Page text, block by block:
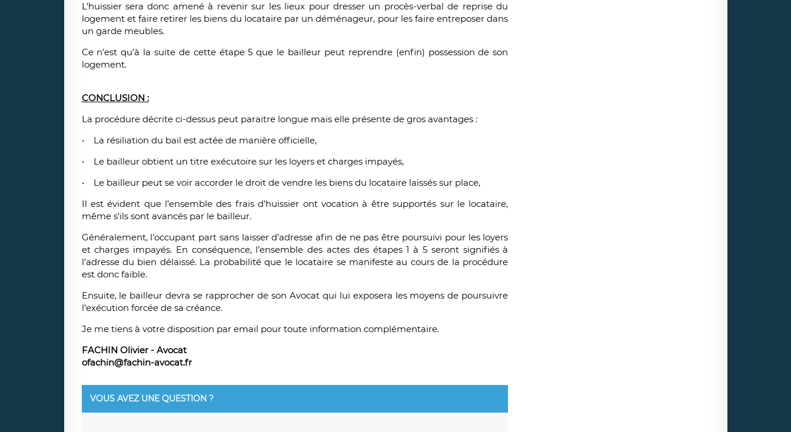
L’huissier sera donc amené à revenir sur les lieux pour dresser un procès-verbal de reprise du
logement et faire retirer les biens du locataire par un déménageur, pour les faire entreposer dans
un garde meubles.
Ce n’est qu’à la suite de cette étape 5 que le bailleur peut reprendre (enfin) possession de son
logement.
CONCLUSION :
La procédure décrite ci-dessus peut paraitre longue mais elle présente de gros avantages :
• La résiliation du bail est actée de manière officielle,
• Le bailleur obtient un titre exécutoire sur les loyers et charges impayés,
• Le bailleur peut se voir accorder le droit de vendre les biens du locataire laissés sur place,
Il est évident que l’ensemble des frais d’huissier ont vocation à être supportés sur le locataire,
même s'ils sont avancés par le bailleur.
Généralement, l'occupant part sans laisser d’adresse afin de ne pas être poursuivi pour les loyers
et charges impayés. En conséquence, l’ensemble des actes des étapes 1 à 5 seront signifiés à
l’adresse du bien délaissé. La probabilité que le locataire se manifeste au cours de la procédure
est donc faible.
Ensuite, le bailleur devra se rapprocher de son Avocat qui lui exposera les moyens de poursuivre
l’exécution forcée de sa créance.
Je me tiens à votre disposition par email pour toute information complémentaire.
FACHIN Olivier - Avocat
ofachin@fachin-avocat.fr
VOUS AVEZ UNE QUESTION ?